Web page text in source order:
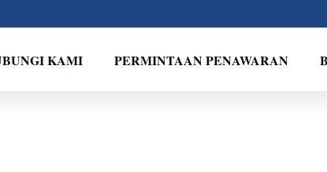
KAMI PERMINTAAN PENAWARAN